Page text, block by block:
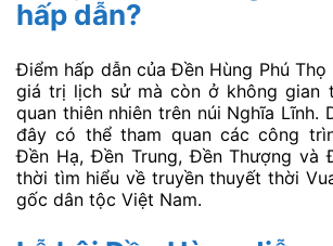
hấp dẫn?
Điểm hấp dẫn của Đền Hùng Phú
giá trị lịch sử mà còn ở không gian
quan thiên nhiên trên núi Nghĩa Lĩnh.
đây có thể tham quan các công
Đền Hạ, Đền Trung, Đền Thượng và
thời tìm hiểu về truyền thuyết thời
gốc dân tộc Việt Nam.